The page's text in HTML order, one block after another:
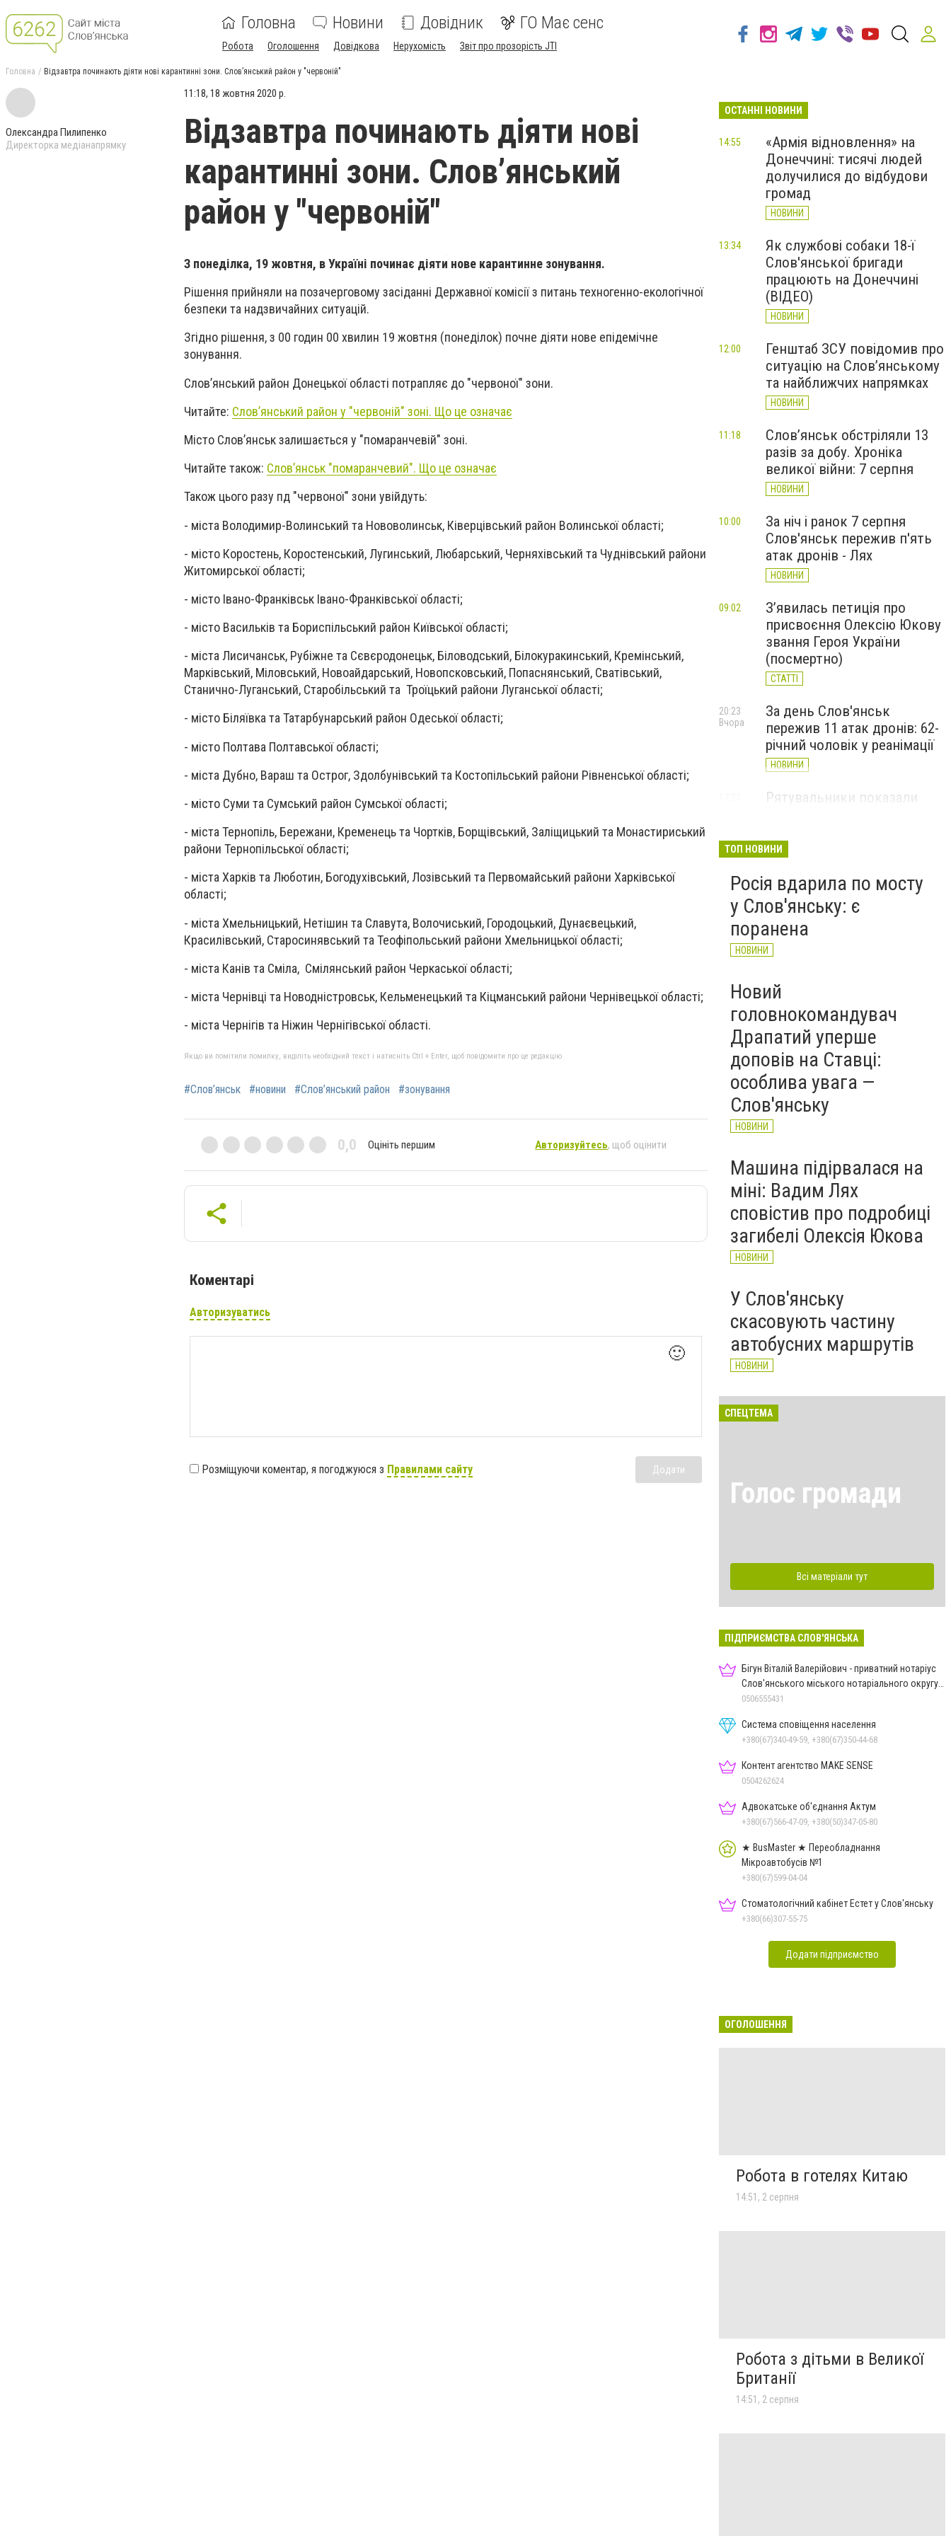
Головна Новини Довідник ГО Має сенс
Робота Оголошення Довідкова Нерухомість Звіт про прозорість JTI
Головна Відзавтра починають діяти нові карантинні зони. Слов’янський район у "червоній"
Олександра Пилипенко
Директорка медіанапрямку
11:18, 18 жовтня 2020 р.
Відзавтра починають діяти нові
карантинні зони. Слов’янський
район у "червоній"
З понеділка, 19 жовтня, в Україні починає діяти нове карантинне зонування.
Рішення прийняли на позачерговому засіданні Державної комісії з питань техногенно-екологічної
безпеки та надзвичайних ситуацій.
Згідно рішення, з 00 годин 00 хвилин 19 жовтня (понеділок) почне діяти нове епідемічне
зонування.
Слов’янський район Донецької області потрапляє до "червоної" зони.
Читайте: Слов’янський район у "червоній" зоні. Що це означає
Місто Слов’янськ залишається у "помаранчевій" зоні.
Читайте також: Слов’янськ "помаранчевий". Що це означає
Також цього разу пд "червоної" зони увійдуть:
- міста Володимир-Волинський та Нововолинськ, Ківерцівський район Волинської області;
- місто Коростень, Коростенський, Лугинський, Любарський, Черняхівський та Чуднівський райони
Житомирської області;
- місто Івано-Франківськ Івано-Франківської області;
- місто Васильків та Бориспільський район Київської області;
- міста Лисичанськ, Рубіжне та Сєвєродонецьк, Біловодський, Білокуракинський, Кремінський,
Марківський, Міловський, Новоайдарський, Новопсковський, Попаснянський, Сватівський,
Станично-Луганський, Старобільський та Троїцький райони Луганської області;
- місто Біляївка та Татарбунарський район Одеської області;
- місто Полтава Полтавської області;
- міста Дубно, Вараш та Острог, Здолбунівський та Костопільський райони Рівненської області;
- місто Суми та Сумський район Сумської області;
- міста Тернопіль, Бережани, Кременець та Чортків, Борщівський, Заліщицький та Монастириський
райони Тернопільської області;
- міста Харків та Люботин, Богодухівський, Лозівський та Первомайський райони Харківської
області;
- міста Хмельницький, Нетішин та Славута, Волочиський, Городоцький, Дунаєвецький,
Красилівський, Старосинявський та Теофіпольський райони Хмельницької області;
- міста Канів та Сміла, Смілянський район Черкаської області;
- міста Чернівці та Новодністровськ, Кельменецький та Кіцманський райони Чернівецької області;
- міста Чернігів та Ніжин Чернігівської області.
Якщо ви помітили помилку, виділіть необхідний текст і натисніть Ctrl + Enter, щоб повідомити про це редакцію
#Слов’янськ #новини #Слов’янський район #зонування
0,0 Оцініть першим Авторизуйтесь, щоб оцінити
Коментарі
Авторизуватись
🙂
Розміщуючи коментар, я погоджуюся з Правилами сайту Додати
ОСТАННІ НОВИНИ
«Армія відновлення» на
Донеччині: тисячі людей
долучилися до відбудови
громад
НОВИНИ
14:55
Як службові собаки 18-ї
Слов'янської бригади
працюють на Донеччині
(ВІДЕО)
НОВИНИ
13:34
Генштаб ЗСУ повідомив про
ситуацію на Слов’янському
та найближчих напрямках
НОВИНИ
12:00
Слов’янськ обстріляли 13
разів за добу. Хроніка
великої війни: 7 серпня
НОВИНИ
11:18
За ніч і ранок 7 серпня
Слов'янськ пережив п'ять
атак дронів - Лях
НОВИНИ
10:00
З’явилась петиція про
присвоєння Олексію Юкову
звання Героя України
(посмертно)
СТАТТІ
09:02
За день Слов'янськ
пережив 11 атак дронів: 62-
річний чоловік у реанімації
НОВИНИ
20:23
Вчора
Рятувальники показали
НОВИНИ
ТОП НОВИНИ
Росія вдарила по мосту
у Слов'янську: є
поранена
НОВИНИ
Новий
головнокомандувач
Драпатий уперше
доповів на Ставці:
особлива увага —
Слов'янську
НОВИНИ
Машина підірвалася на
міні: Вадим Лях
сповістив про подробиці
загибелі Олексія Юкова
НОВИНИ
У Слов'янську
скасовують частину
автобусних маршрутів
НОВИНИ
СПЕЦТЕМА
Голос громади
Всі матеріали тут
ПІДПРИЄМСТВА СЛОВ'ЯНСЬКА
Бігун Віталій Валерійович - приватний нотаріус
Слов'янського міського нотаріального округу
Дон.обл.
0506555431
Система сповіщення населення
+380(67)340-49-59, +380(67)350-44-68
Контент агентство MAKE SENSE
0504262624
Адвокатське об'єднання Актум
+380(67)566-47-09, +380(50)347-05-80
★ BusMaster ★ Переобладнання
Мікроавтобусів №1
+380(67)599-04-04
Стоматологічний кабінет Естет у Слов'янську
+380(66)307-55-75
Додати підприємство
ОГОЛОШЕННЯ
Робота в готелях Китаю
14:51, 2 серпня
Робота з дітьми в Великої
Британії
14:51, 2 серпня